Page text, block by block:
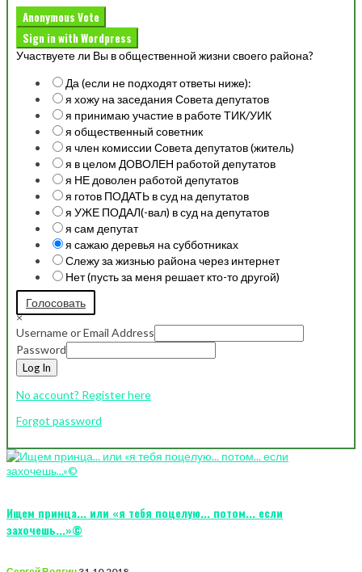
Anonymous Vote
Sign in with Wordpress
Участвуете ли Вы в общественной жизни своего района?
Да (если не подходят ответы ниже):
я хожу на заседания Совета депутатов
я принимаю участие в работе ТИК/УИК
я общественный советник
я член комиссии Совета депутатов (житель)
я в целом ДОВОЛЕН работой депутатов
я НЕ доволен работой депутатов
я готов ПОДАТЬ в суд на депутатов
я УЖЕ ПОДАЛ(-вал) в суд на депутатов
я сам депутат
я сажаю деревья на субботниках
Слежу за жизнью района через интернет
Нет (пусть за меня решает кто-то другой)
Голосовать
×
Username or Email Address
Password
Log In
No account? Register here
Forgot password
Ищем принца... или «я тебя поцелую... потом... если
захочешь...»©